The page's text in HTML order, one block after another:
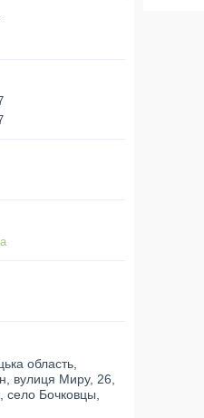
область,
вулиця Миру, 26,
село Бочковцы,